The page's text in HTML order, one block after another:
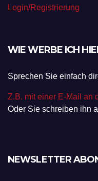
Login/Registrierung
WIE WERBE ICH
Sprechen Sie einfach
Z.B. mit einer E-Mail an
Oder Sie schreiben ihn
NEWSLETTER